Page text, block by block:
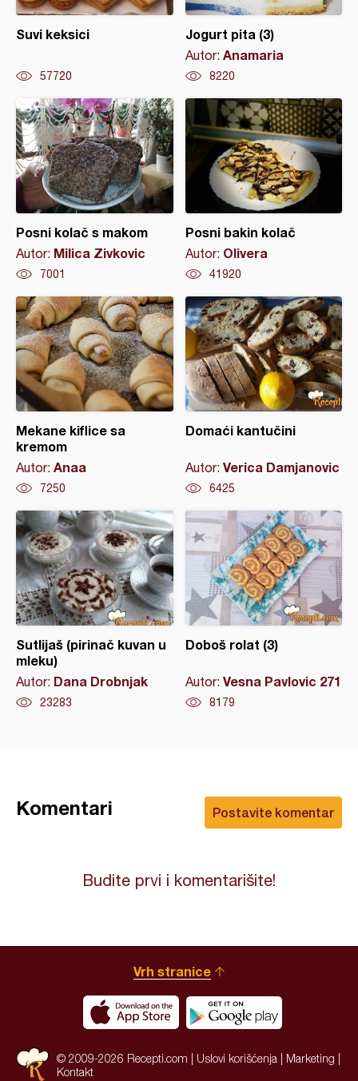
Suvi keksici
57720
Jogurt pita (3)
Autor: Anamaria
8220
Posni kolač s makom
Autor: Milica Zivkovic
7001
Posni bakin kolač
Autor: Olivera
41920
Mekane kiflice sa
kremom
Autor: Anaa
7250
Domaći kantučini
Autor: Verica Damjanovic
6425
Sutlijaš (pirinač kuvan u
mleku)
Autor: Dana Drobnjak
23283
Doboš rolat (3)
Autor: Vesna Pavlovic 271
8179
Postavite komentar
Komentari
Budite prvi i komentarišite!
Vrh stranice
© 2009-2026 Recepti.com | Uslovi korišćenja Marketing
Kontakt